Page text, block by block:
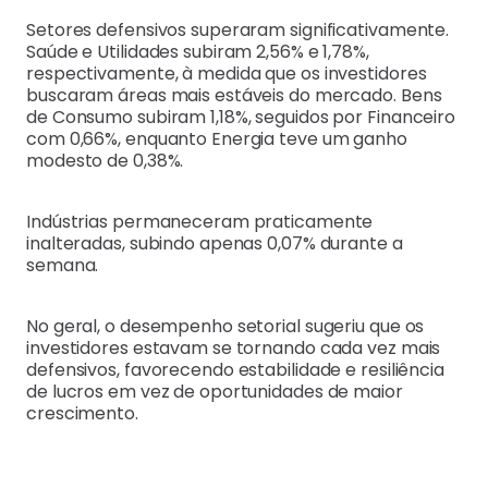
Setores defensivos superaram significativamente.
Saúde e Utilidades subiram 2,56% e 1,78%,
respectivamente, à medida que os investidores
buscaram áreas mais estáveis do mercado. Bens
de Consumo subiram 1,18%, seguidos por Financeiro
com 0,66%, enquanto Energia teve um ganho
modesto de 0,38%.
Indústrias permaneceram praticamente
inalteradas, subindo apenas 0,07% durante a
semana.
No geral, o desempenho setorial sugeriu que os
investidores estavam se tornando cada vez mais
defensivos, favorecendo estabilidade e resiliência
de lucros em vez de oportunidades de maior
crescimento.